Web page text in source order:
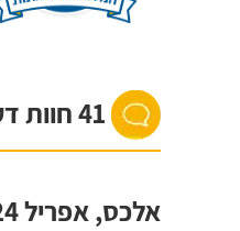
41 חוות דעת מהימנות
אלכס,אפריל 2024